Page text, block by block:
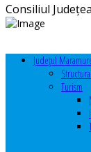
Consiliul
Judeţul
Turism